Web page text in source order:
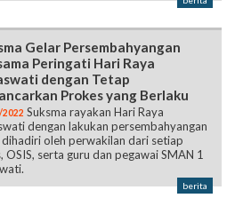
Gelar Persembahyangan
Peringati Hari Raya
dengan Tetap
Prokes yang Berlaku
Suksma rayakan Hari Raya
dengan lakukan persembahyangan
dihadiri oleh perwakilan dari setiap
OSIS, serta guru dan pegawai SMAN 1
berita